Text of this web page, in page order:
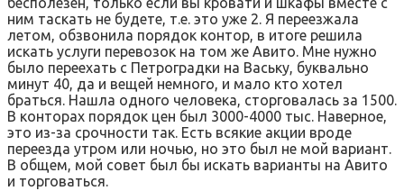
ним таскать не будете, т.е. это уже 2. Я переезжала
летом, обзвонила порядок контор, в итоге решила
искать услуги перевозок на том же Авито. Мне нужно
было переехать с Петроградки на Ваську, буквально
минут 40, да и вещей немного, и мало кто хотел
браться. Нашла одного человека, сторговалась за 1500.
В конторах порядок цен был 3000-4000 тыс. Наверное,
это из-за срочности так. Есть всякие акции вроде
переезда утром или ночью, но это был не мой вариант.
В общем, мой совет был бы искать варианты на Авито
и торговаться.